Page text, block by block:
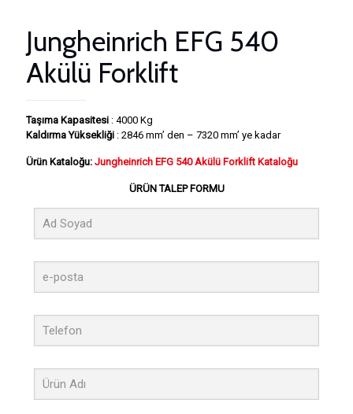
Jungheinrich EFG 540
Akülü Forklift
Taşıma Kapasitesi : 4000 Kg
Kaldırma Yüksekliği : 2846 mm’ den – 7320 mm’ ye kadar
Ürün Kataloğu: Jungheinrich EFG 540 Akülü Forklift Kataloğu
ÜRÜN TALEP FORMU